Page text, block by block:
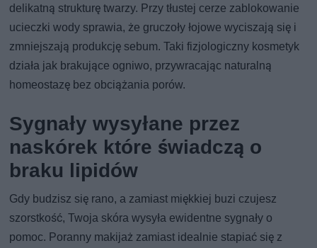
delikatną strukturę twarzy. Przy tłustej cerze zablokowanie
ucieczki wody sprawia, że gruczoły łojowe wyciszają się i
zmniejszają produkcję sebum. Taki fizjologiczny kosmetyk
działa jak brakujące ogniwo, przywracając naturalną
homeostazę bez obciążania porów.
Sygnały wysyłane przez
naskórek które świadczą o
braku lipidów
Gdy budzisz się rano, a zamiast miękkiej buzi czujesz
szorstkość, Twoja skóra wysyła ewidentne sygnały o
pomoc. Poranny makijaż zamiast idealnie stapiać się z